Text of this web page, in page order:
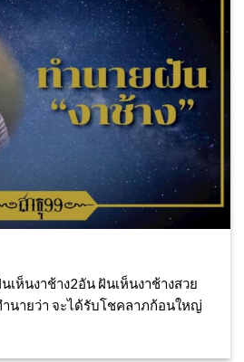
เห็นงาช้าง2อัน ฝันเห็นงาช้างสวย
นายว่า จะได้รับโชคลาภก้อนใหญ่